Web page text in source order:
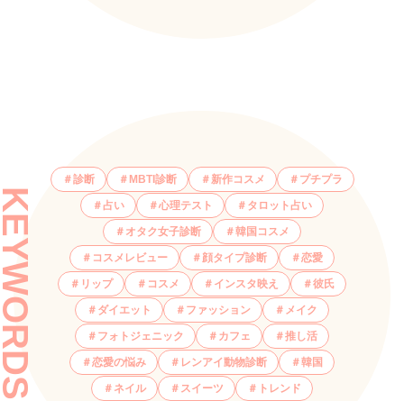
診断 MBTI診断 新作コスメ プチプラ
占い 心理テスト タロット占い
オタク女子診断 韓国コスメ
コスメレビュー 顔タイプ診断 恋愛
リップ コスメ インスタ映え 彼氏
ダイエット ファッション メイク
フォトジェニック カフェ 推し活
恋愛の悩み レンアイ動物診断 韓国
ネイル スイーツ トレンド